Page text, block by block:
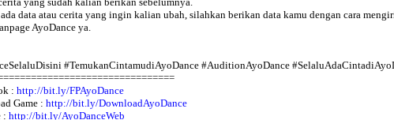
data atau cerita yang ingin kalian ubah, silahkan berikan data kamu dengan cara
AyoDance ya.
#TemukanCintamudiAyoDance #AuditionAyoDance
: http://bit.ly/FPAyoDance
Game : http://bit.ly/DownloadAyoDance
: http://bit.ly/AyoDanceWeb